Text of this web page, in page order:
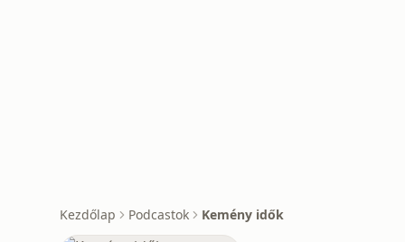
Kezdőlap Podcastok Kemény idők